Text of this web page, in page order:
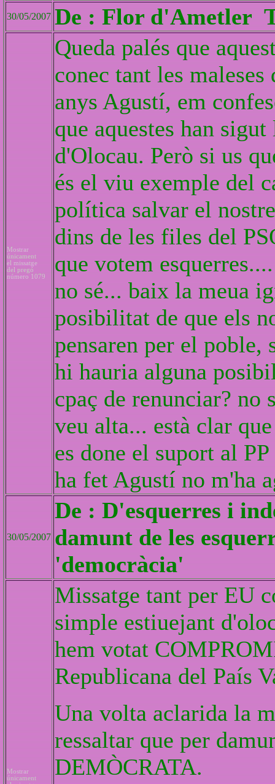
30/05/2007 De : Flor d'Ametler
Mostrar
únicament
el missatge
del pregó
número 1079
Queda palés que
conec tant les
anys Agustí, em
que aquestes han
d'Olocau. Però si us
és el viu exemple del
política salvar el
dins de les files del
que votem esquerres....
no sé... baix la meua
posibilitat de que els
pensaren per el poble,
hi hauria alguna
cpaç de renunciar? no
veu alta... està clar
es done el suport al
ha fet Agustí no m'ha
30/05/2007
De : D'esquerres i
damunt de les
'democràcia'
Mostrar
únicament
Missatge tant per EU
simple estiuejant
hem votat
Republicana del País
Una volta aclarida la
ressaltar que per
DEMÒCRATA.